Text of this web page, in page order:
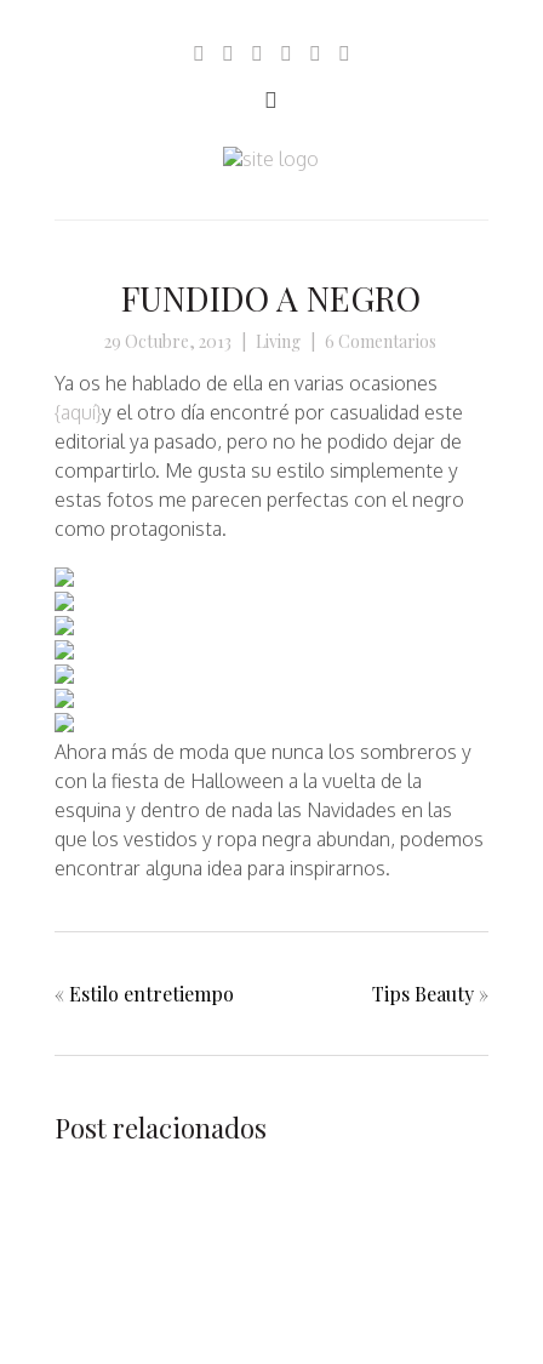
FUNDIDO A NEGRO
29 Octubre, 2013 Living 6 Comentarios
Ya os he hablado de ella en varias ocasiones
{aquí}y el otro día encontré por casualidad este
editorial ya pasado, pero no he podido dejar de
compartirlo. Me gusta su estilo simplemente y
estas fotos me parecen perfectas con el negro
como protagonista.
Ahora más de moda que nunca los sombreros y
con la fiesta de Halloween a la vuelta de la
esquina y dentro de nada las Navidades en las
que los vestidos y ropa negra abundan, podemos
encontrar alguna idea para inspirarnos.
« Estilo entretiempo Tips Beauty »
Post relacionados